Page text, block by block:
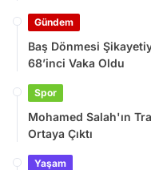
Gündem
Baş Dönmesi
68’inci Vaka Oldu
Spor
Mohamed Salah'ın
Ortaya Çıktı
Yaşam